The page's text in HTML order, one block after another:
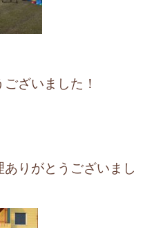
ざいました！
りがとうございまし